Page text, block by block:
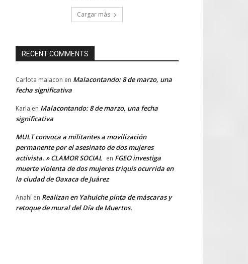
Cargar más
RECENT COMMENTS
Carlota malacon en Malacontando: 8 de marzo, una
fecha significativa
Karla en Malacontando: 8 de marzo, una fecha
significativa
MULT convoca a militantes a movilización
permanente por el asesinato de dos mujeres
activista. » CLAMOR SOCIAL en FGEO investiga
muerte violenta de dos mujeres triquis ocurrida en
la ciudad de Oaxaca de Juárez
Anahí en Realizan en Yahuiche pinta de máscaras y
retoque de mural del Día de Muertos.